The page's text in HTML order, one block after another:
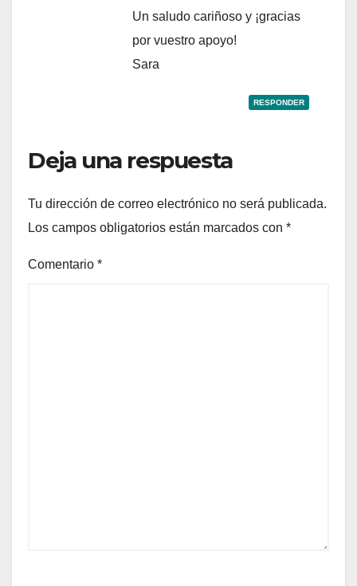
Un saludo cariñoso y ¡gracias
por vuestro apoyo!
Sara
RESPONDER
Deja una respuesta
Tu dirección de correo electrónico no será publicada.
Los campos obligatorios están marcados con *
Comentario *